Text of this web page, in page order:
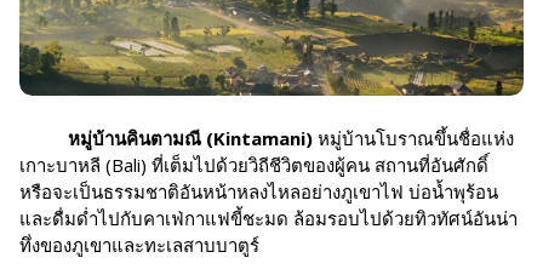
หมู่บ้านคินตามณี (Kintamani) หมู่บ้านโบราณขึ้นชื่อแห่ง
เกาะบาหลี (Bali) ที่เต็มไปด้วยวิถีชีวิตของผู้คน สถานที่อันศักดิ์
หรือจะเป็นธรรมชาติอันหน้าหลงไหลอย่างภูเขาไฟ บ่อน้ำพุร้อน
และดื่มด่ำไปกับคาเฟ่กาแฟขี้ชะมด ล้อมรอบไปด้วยทิวทัศน์อันน่า
ทึ่งของภูเขาและทะเลสาบบาตูร์